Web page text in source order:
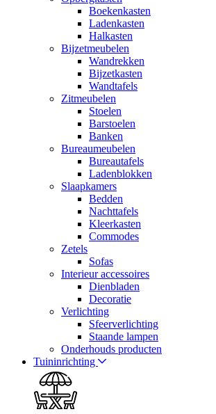
Boekenkasten
Ladenkasten
Halkasten
Bijzetmeubelen
Wandrekken
Bijzetkasten
Wandtafels
Zitmeubelen
Stoelen
Barstoelen
Banken
Bureaumeubelen
Bureautafels
Ladenblokken
Slaapkamers
Bedden
Nachttafels
Kleerkasten
Commodes
Zetels
Sofas
Interieur accessoires
Dienbladen
Decoratie
Verlichting
Sfeerverlichting
Staande lampen
Onderhouds producten
Tuininrichting